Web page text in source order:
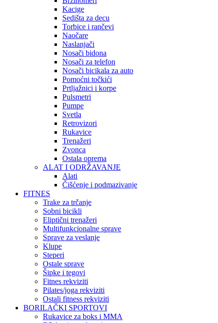
Kacige
Sedišta za decu
Torbice i rančevi
Naočare
Naslanjači
Nosači bidona
Nosači za telefon
Nosači bicikala za auto
Pomoćni točkići
Prtljažnici i korpe
Pulsmetri
Pumpe
Svetla
Retrovizori
Rukavice
Trenažeri
Zvonca
Ostala oprema
ALAT I ODRŽAVANJE
Alati
Čišćenje i podmazivanje
FITNES
Trake za trčanje
Sobni bicikli
Eliptični trenažeri
Multifunkcionalne sprave
Sprave za veslanje
Klupe
Steperi
Ostale sprave
Šipke i tegovi
Fitnes rekviziti
Pilates/joga rekviziti
Ostali fitness rekviziti
BORILAČKI SPORTOVI
Rukavice za boks i MMA